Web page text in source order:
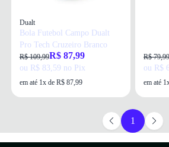
Dualt
Bola Futebol Campo Dualt
Pro Tech Cruzeiro Branco
R$ 109,99R$ 87,99
ou R$ 83,59 no Pix
em até 1x de R$ 87,99
R$ 79,99
ou R$
em até
1